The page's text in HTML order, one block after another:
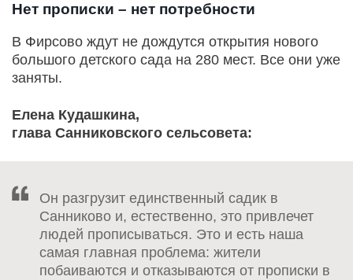
Нет прописки – нет потребности
В Фирсово ждут не дождутся открытия нового
большого детского сада на 280 мест. Все они уже
заняты.
Елена Кудашкина,
глава Санниковского сельсовета:
Он разгрузит единственный садик в
Санниково и, естественно, это привлечет
людей прописываться. Это и есть наша
самая главная проблема: жители
побаиваются и отказываются от прописки в